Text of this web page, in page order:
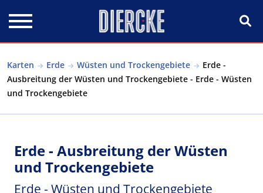
Karten Erde Wüsten und Trockengebiete
Erde -
Ausbreitung der Wüsten und Trockengebiete - Erde - Wüsten
und Trockengebiete
Erde - Ausbreitung der Wüsten
und Trockengebiete
Erde - Wüsten und Trockengebiete